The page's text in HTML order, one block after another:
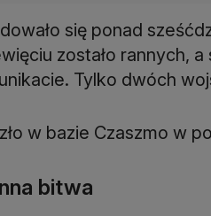
się ponad
zostało rannych,
Tylko dwóch
w bazie Czaszmo w
bitwa